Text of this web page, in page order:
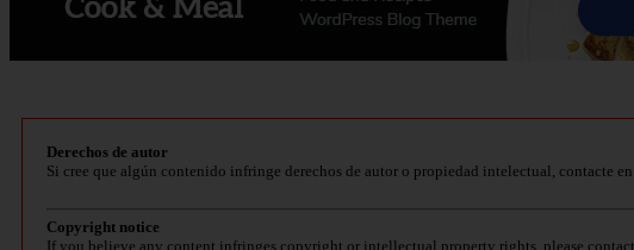
Derechos de autor
Si cree que algún contenido infringe derechos de autor o propiedad intelectual, contacte en
Copyright notice
If you believe any content infringes copyright or intellectual property rights, please contact